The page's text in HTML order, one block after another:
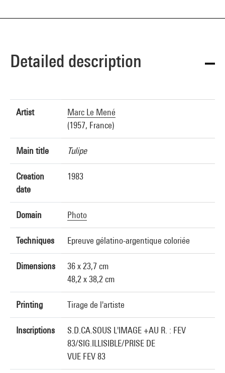
Detailed description
Artist
Marc Le Mené
(1957, France)
Main title Tulipe
Creation
date
1983
Domain Photo
Techniques Epreuve gélatino-argentique coloriée
Dimensions
36 x 23,7 cm
48,2 x 38,2 cm
Printing Tirage de l'artiste
Inscriptions
S.D.CA.SOUS L'IMAGE +AU R. : FEV
83/SIG.ILLISIBLE/PRISE DE
VUE FEV 83